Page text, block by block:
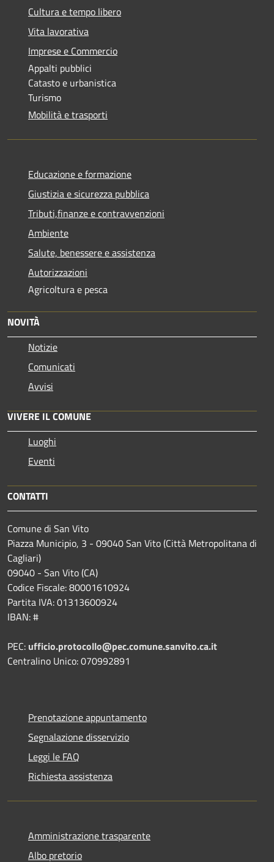
Cultura e tempo libero
Vita lavorativa
Imprese e Commercio
Appalti pubblici
Catasto e urbanistica
Turismo
Mobilità e trasporti
Educazione e formazione
Giustizia e sicurezza pubblica
Tributi,finanze e contravvenzioni
Ambiente
Salute, benessere e assistenza
Autorizzazioni
Agricoltura e pesca
NOVITÀ
Notizie
Comunicati
Avvisi
VIVERE IL COMUNE
Luoghi
Eventi
CONTATTI
Comune di San Vito
Piazza Municipio, 3 - 09040 San Vito (Città Metropolitana di
Cagliari)
09040 - San Vito (CA)
Codice Fiscale: 80001610924
Partita IVA: 01313600924
IBAN: #
PEC: ufficio.protocollo@pec.comune.sanvito.ca.it
Centralino Unico: 070992891
Prenotazione appuntamento
Segnalazione disservizio
Leggi le FAQ
Richiesta assistenza
Amministrazione trasparente
Albo pretorio